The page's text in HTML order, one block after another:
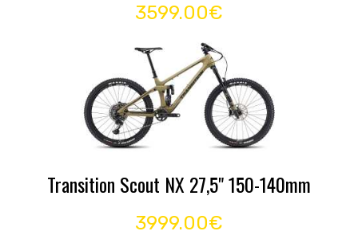
3599.00€
Transition Scout NX 27,5" 150-140mm
3999.00€